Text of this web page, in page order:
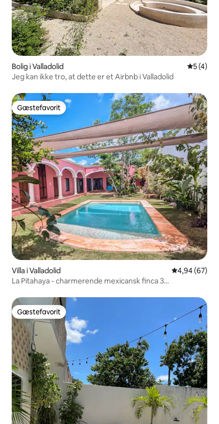
Bolig i Valladolid 5 ud af 5
5 (4)
Jeg kan ikke tro, at dette er et Airbnb i Valladolid
Gæstefavorit
Gæstefavorit
Villa i Valladolid 4,94 ud af 5 i
4,94 (67)
La Pitahaya - charmerende mexicansk finca 3
Gæstefavorit
Gæstefavorit